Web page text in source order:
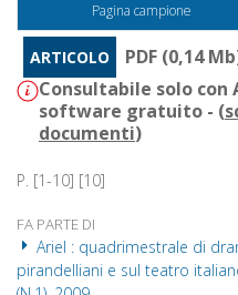
Pagina campione
ARTICOLO
PDF (0,14
Consultabile solo con
software gratuito - (
documenti)
P. [1-10] [10]
FA PARTE DI
Ariel : quadrimestrale di
pirandelliani e sul teatro